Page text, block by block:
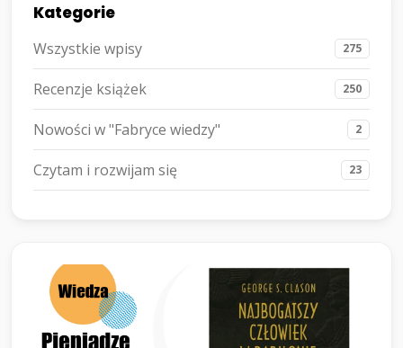
Kategorie
Wszystkie wpisy 275
Recenzje książek 250
Nowości w "Fabryce wiedzy" 2
Czytam i rozwijam się 23